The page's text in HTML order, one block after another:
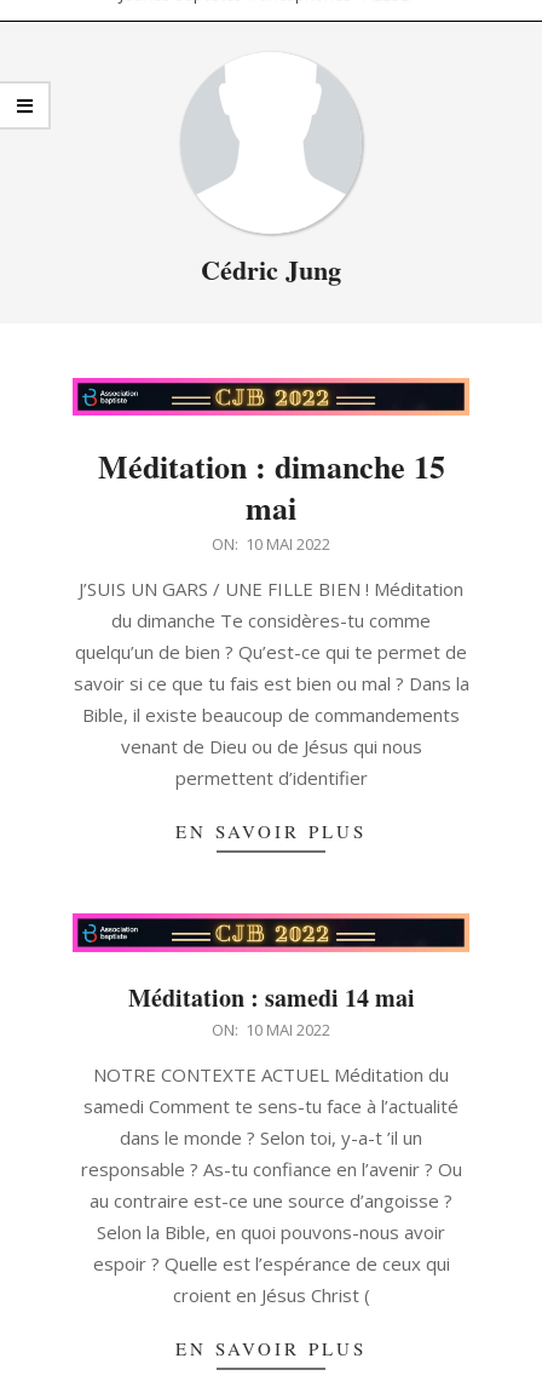
Menu
Cédric Jung
Méditation : dimanche 15
mai
10
ON: 10 MAI 2022
J’SUIS UN GARS / UNE FILLE BIEN ! Méditation
du dimanche Te considères-tu comme
quelqu’un de bien ? Qu’est-ce qui te permet de
savoir si ce que tu fais est bien ou mal ? Dans la
Bible, il existe beaucoup de commandements
venant de Dieu ou de Jésus qui nous
permettent d’identifier
EN SAVOIR PLUS
Méditation : samedi 14 mai
ON: 10 MAI 2022
NOTRE CONTEXTE ACTUEL Méditation du
samedi Comment te sens-tu face à l’actualité
dans le monde ? Selon toi, y-a-t ’il un
responsable ? As-tu confiance en l’avenir ? Ou
au contraire est-ce une source d’angoisse ?
Selon la Bible, en quoi pouvons-nous avoir
espoir ? Quelle est l’espérance de ceux qui
croient en Jésus Christ (
EN SAVOIR PLUS